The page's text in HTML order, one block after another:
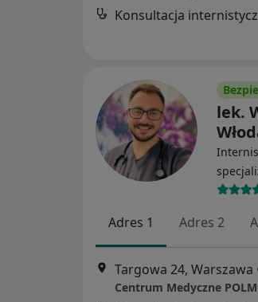
Konsultacja
lek.
Adres 1 Adres 2
Targowa 24, Warszawa